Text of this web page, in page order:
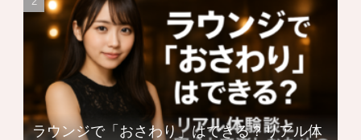
ラウンジで「おさわり」はできる？リアル体